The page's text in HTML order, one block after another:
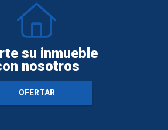
su inmueble
nosotros
OFERTAR